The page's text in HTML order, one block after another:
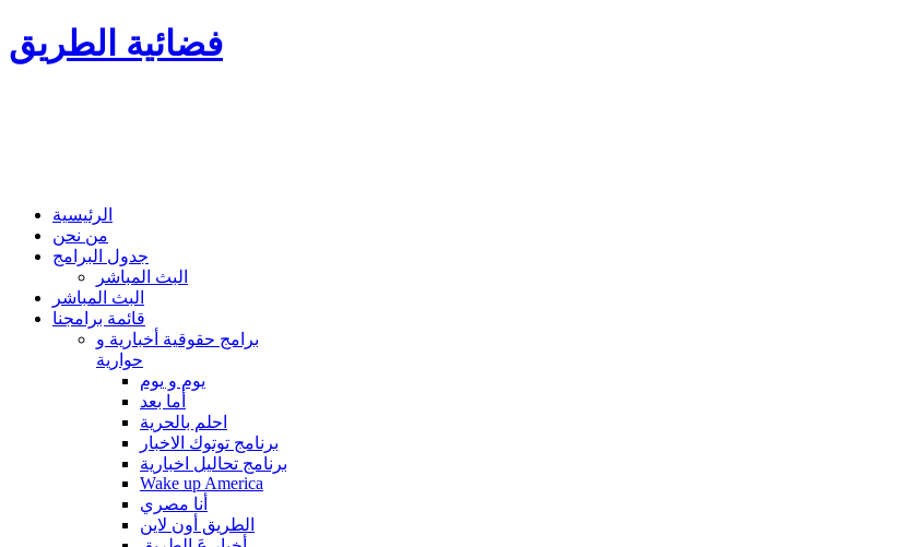
فضائية الطريق
الرئيسية
من نحن
جدول البرامج
البث المباشر
البث المباشر
قائمة برامجنا
برامج حقوقية أخبارية و
حوارية
يوم و يوم
أما بعد
احلم بالحرية
برنامج توتوك الاخبار
برنامج تحاليل اخبارية
Wake up America
أنا مصري
الطريق أون لاين